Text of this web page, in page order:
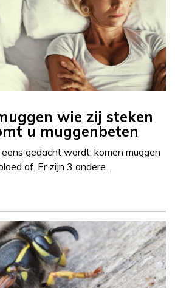
wie zij steken
u muggenbeten
gedacht wordt, komen muggen
af. Er zijn 3 andere…